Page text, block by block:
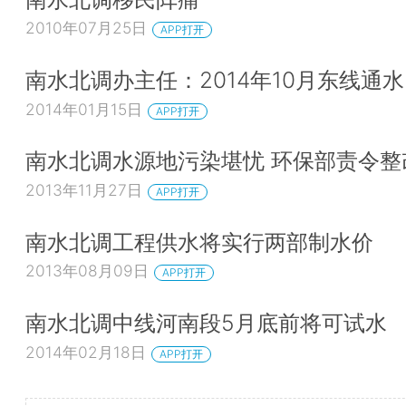
2010年07月25日 APP打开
南水北调办主任：2014年10月东线通水
2014年01月15日 APP打开
南水北调水源地污染堪忧 环保部责令
2013年11月27日 APP打开
南水北调工程供水将实行两部制水价
2013年08月09日 APP打开
南水北调中线河南段5月底前将可试水
2014年02月18日 APP打开